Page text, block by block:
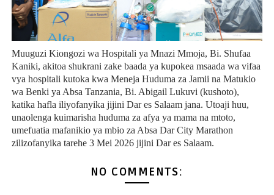
Muuguzi Kiongozi wa Hospitali ya Mnazi Mmoja, Bi. Shufaa
Kaniki, akitoa shukrani zake baada ya kupokea msaada wa vifaa
vya hospitali kutoka kwa Meneja Huduma za Jamii na Matukio
wa Benki ya Absa Tanzania, Bi. Abigail Lukuvi (kushoto),
katika hafla iliyofanyika jijini Dar es Salaam jana. Utoaji huu,
unaolenga kuimarisha huduma za afya ya mama na mtoto,
umefuatia mafanikio ya mbio za Absa Dar City Marathon
zilizofanyika tarehe 3 Mei 2026 jijini Dar es Salaam.
NO COMMENTS: